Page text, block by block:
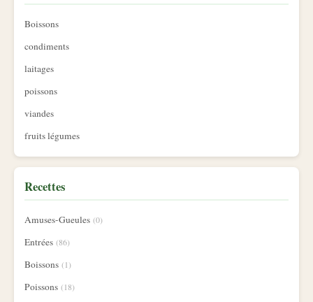
Boissons
condiments
laitages
poissons
viandes
fruits légumes
Recettes
Amuses-Gueules (0)
Entrées (86)
Boissons (1)
Poissons (18)